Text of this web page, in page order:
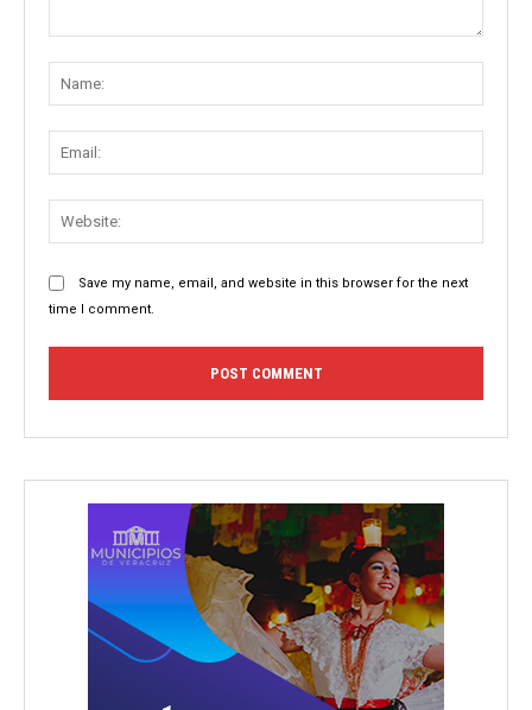
Save my name, email, and website in this browser for the next
time I comment.